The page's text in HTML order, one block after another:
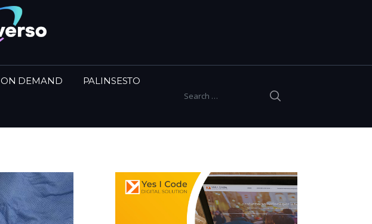
Search for:
ON DEMAND PALINSESTO